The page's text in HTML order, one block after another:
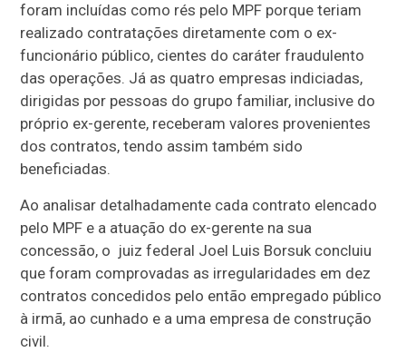
foram incluídas como rés pelo MPF porque teriam
realizado contratações diretamente com o ex-
funcionário público, cientes do caráter fraudulento
das operações. Já as quatro empresas indiciadas,
dirigidas por pessoas do grupo familiar, inclusive do
próprio ex-gerente, receberam valores provenientes
dos contratos, tendo assim também sido
beneficiadas.
Ao analisar detalhadamente cada contrato elencado
pelo MPF e a atuação do ex-gerente na sua
concessão, o juiz federal Joel Luis Borsuk concluiu
que foram comprovadas as irregularidades em dez
contratos concedidos pelo então empregado público
à irmã, ao cunhado e a uma empresa de construção
civil.